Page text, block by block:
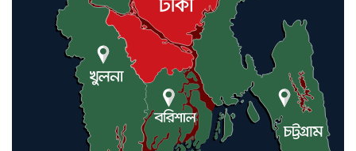
ইরানে কঠোর হামলা অব্যাহত রাখতে
ট্রাম্পকে আহ্বান সৌদি আরবের
ইরাকসহ মধ্যপ্রাচ্যে ২৪ হামলা চালাল
ইরানপন্থি গোষ্ঠী